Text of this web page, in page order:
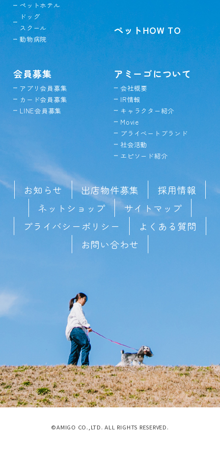
ペットホテル
ドッグ
スクール
動物病院
ペットHOW TO
会員募集
アプリ会員募集
カード会員募集
LINE会員募集
アミーゴについて
会社概要
IR情報
キャラクター紹介
Movie
プライベートブランド
社会活動
エピソード紹介
お知らせ 出店物件募集
採用情報
ネットショップ
サイトマップ
プライバシーポリシー
よくある質問
お問い合わせ
©AMIGO CO.,LTD. ALL RIGHTS RESERVED.